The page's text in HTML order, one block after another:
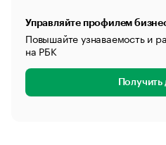
Управляйте профилем
Повышайте узнаваемость и
на РБК
Получить